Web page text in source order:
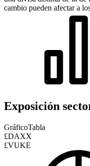
cambio pueden afectar a
Exposición
GráficoTabla
£DAXX
£VUKE